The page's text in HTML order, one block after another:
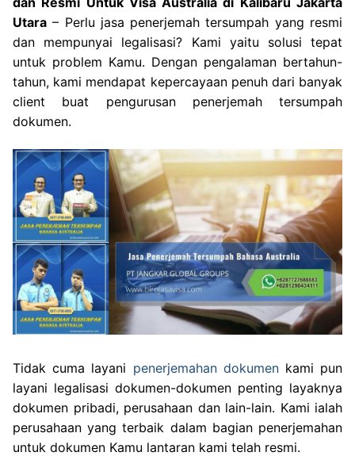
Utara – Perlu jasa penerjemah tersumpah yang resmi
dan mempunyai legalisasi? Kami yaitu solusi tepat
untuk problem Kamu. Dengan pengalaman bertahun-
tahun, kami mendapat kepercayaan penuh dari banyak
client buat pengurusan penerjemah tersumpah
dokumen.
Tidak cuma layani penerjemahan dokumenkami pun
layani legalisasi dokumen-dokumen penting layaknya
dokumen pribadi, perusahaan dan lain-lain. Kami ialah
perusahaan yang terbaik dalam bagian penerjemahan
untuk dokumen Kamu lantaran kami telah resmi.